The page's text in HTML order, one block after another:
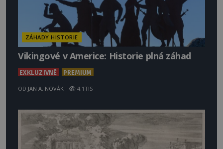
ZÁHADY HISTORIE
Vikingové v Americe: Historie plná záhad
EXKLUZIVNĚ PREMIUM
OD JAN A. NOVÁK 4.1TIS